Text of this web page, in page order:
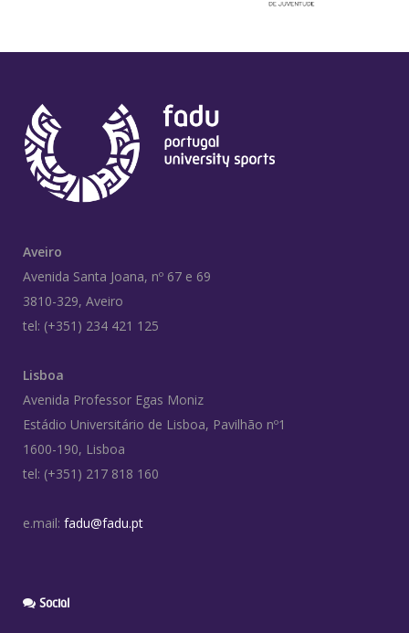
Aveiro
Avenida Santa Joana, nº 67 e 69
3810-329, Aveiro
tel: (+351) 234 421 125
Lisboa
Avenida Professor Egas Moniz
Estádio Universitário de Lisboa, Pavilhão nº1
1600-190, Lisboa
tel: (+351) 217 818 160
e.mail: fadu@fadu.pt
Social